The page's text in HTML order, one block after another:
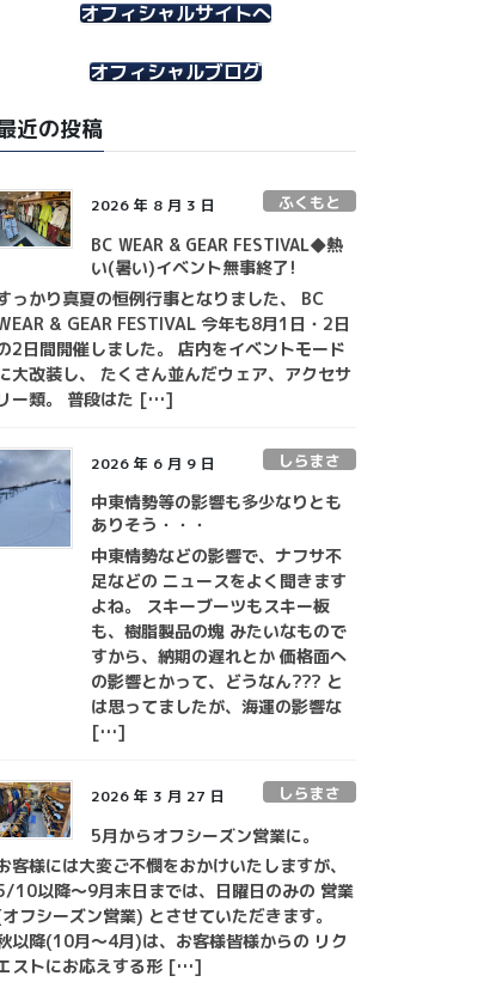
オフィシャルサイトへ
オフィシャルブログ
近の投稿
2026 年 8 月 3 日 ふくもと
BC WEAR & GEAR FESTIVAL◆熱
い(暑い)イベント無事終了!
っかり真夏の恒例行事となりました、 BC
& GEAR FESTIVAL 今年も8月1日・2日
2日間開催しました。 店内をイベントモード
大改装し、 たくさん並んだウェア、アクセサ
ー類。 普段はた […]
2026 年 6 月 9 日 しらまさ
中東情勢等の影響も多少なりとも
ありそう・・・
中東情勢などの影響で、ナフサ不
足などの ニュースをよく聞きます
よね。 スキーブーツもスキー板
も、樹脂製品の塊 みたいなもので
すから、納期の遅れとか 価格面へ
の影響とかって、どうなん??? と
は思ってましたが、海運の影響な
[…]
2026 年 3 月 27 日 しらまさ
5月からオフシーズン営業に。
客様には大変ご不憫をおかけいたしますが、
10以降～9月末日までは、日曜日のみの 営業
フシーズン営業) とさせていただきます。
以降(10月～4月)は、お客様皆様からの リク
ストにお応えする形 […]